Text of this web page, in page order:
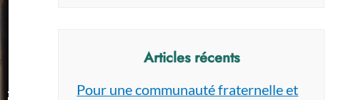
Articles récents
Pour une communauté fraternelle et